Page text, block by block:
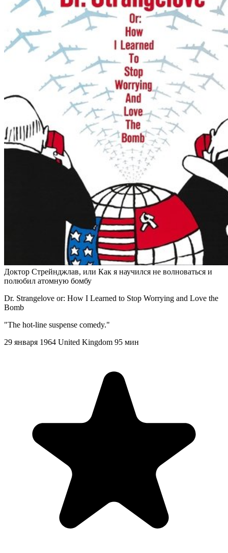
Доктор Стрейнджлав, или Как я научился не волноваться и
полюбил атомную бомбу
Dr. Strangelove or: How I Learned to Stop Worrying and Love the
Bomb
"The hot-line suspense comedy."
29 января 1964 United Kingdom 95 мин